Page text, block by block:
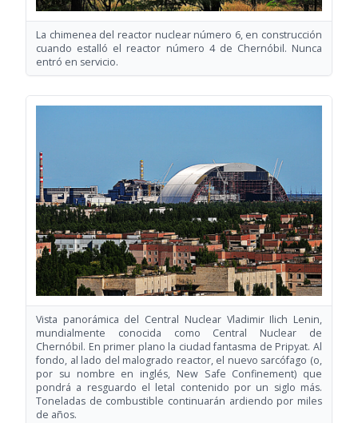
La chimenea del reactor nuclear número 6, en construcción
cuando estalló el reactor número 4 de Chernóbil. Nunca
entró en servicio.
Vista panorámica del Central Nuclear Vladimir Ilich Lenin,
mundialmente conocida como Central Nuclear de
Chernóbil. En primer plano la ciudad fantasma de Pripyat. Al
fondo, al lado del malogrado reactor, el nuevo sarcófago (o,
por su nombre en inglés, New Safe Confinement) que
pondrá a resguardo el letal contenido por un siglo más.
Toneladas de combustible continuarán ardiendo por miles
de años.